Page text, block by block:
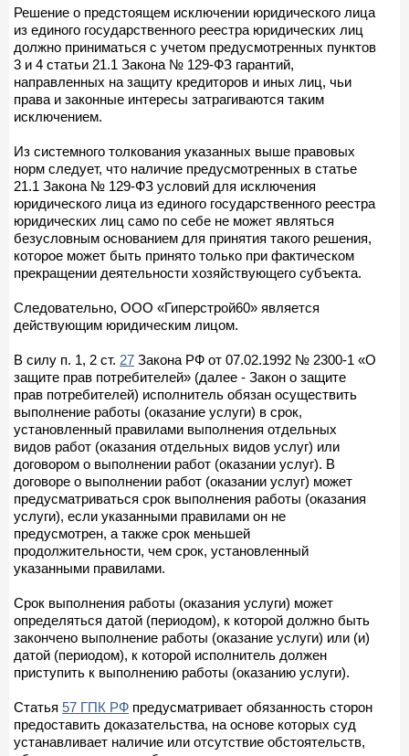
Решение о предстоящем исключении юридического лица
из единого государственного реестра юридических лиц
должно приниматься с учетом предусмотренных пунктов
3 и 4 статьи 21.1 Закона № 129-ФЗ гарантий,
направленных на защиту кредиторов и иных лиц, чьи
права и законные интересы затрагиваются таким
исключением.
Из системного толкования указанных выше правовых
норм следует, что наличие предусмотренных в статье
21.1 Закона № 129-ФЗ условий для исключения
юридического лица из единого государственного реестра
юридических лиц само по себе не может являться
безусловным основанием для принятия такого решения,
которое может быть принято только при фактическом
прекращении деятельности хозяйствующего субъекта.
Следовательно, ООО «Гиперстрой60» является
действующим юридическим лицом.
В силу п. 1, 2 ст. 27 Закона РФ от 07.02.1992 № 2300-1 «О
защите прав потребителей» (далее - Закон о защите
прав потребителей) исполнитель обязан осуществить
выполнение работы (оказание услуги) в срок,
установленный правилами выполнения отдельных
видов работ (оказания отдельных видов услуг) или
договором о выполнении работ (оказании услуг). В
договоре о выполнении работ (оказании услуг) может
предусматриваться срок выполнения работы (оказания
услуги), если указанными правилами он не
предусмотрен, а также срок меньшей
продолжительности, чем срок, установленный
указанными правилами.
Срок выполнения работы (оказания услуги) может
определяться датой (периодом), к которой должно быть
закончено выполнение работы (оказание услуги) или (и)
датой (периодом), к которой исполнитель должен
приступить к выполнению работы (оказанию услуги).
Статья 57 ГПК РФ предусматривает обязанность сторон
предоставить доказательства, на основе которых суд
устанавливает наличие или отсутствие обстоятельств,